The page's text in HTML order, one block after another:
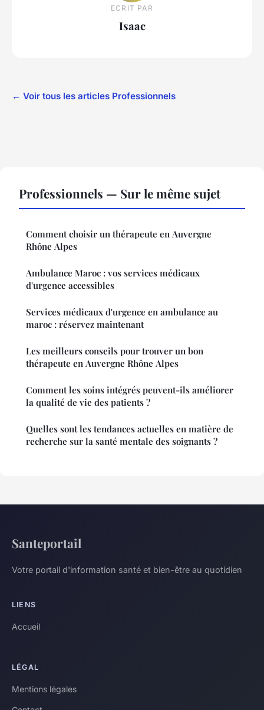
ECRIT PAR
Isaac
← Voir tous les articles Professionnels
Professionnels — Sur le même sujet
Comment choisir un thérapeute en Auvergne
Rhône Alpes
Ambulance Maroc : vos services médicaux
d'urgence accessibles
Services médicaux d'urgence en ambulance au
maroc : réservez maintenant
Les meilleurs conseils pour trouver un bon
thérapeute en Auvergne Rhône Alpes
Comment les soins intégrés peuvent-ils améliorer
la qualité de vie des patients ?
Quelles sont les tendances actuelles en matière de
recherche sur la santé mentale des soignants ?
Santeportail
Votre portail d'information santé et bien-être au quotidien
LIENS
Accueil
LÉGAL
Mentions légales